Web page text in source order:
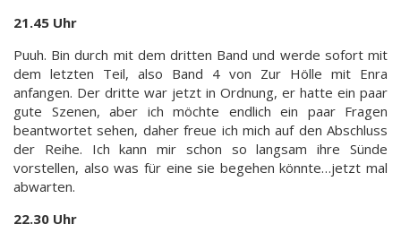
21.45 Uhr
Puuh. Bin durch mit dem dritten Band und werde sofort mit
dem letzten Teil, also Band 4 von Zur Hölle mit Enra
anfangen. Der dritte war jetzt in Ordnung, er hatte ein paar
gute Szenen, aber ich möchte endlich ein paar Fragen
beantwortet sehen, daher freue ich mich auf den Abschluss
der Reihe. Ich kann mir schon so langsam ihre Sünde
vorstellen, also was für eine sie begehen könnte…jetzt mal
abwarten.
22.30 Uhr